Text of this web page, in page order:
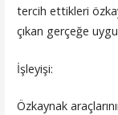
tercih ettikleri
çıkan gerçeğe
İşleyişi:
Özkaynak